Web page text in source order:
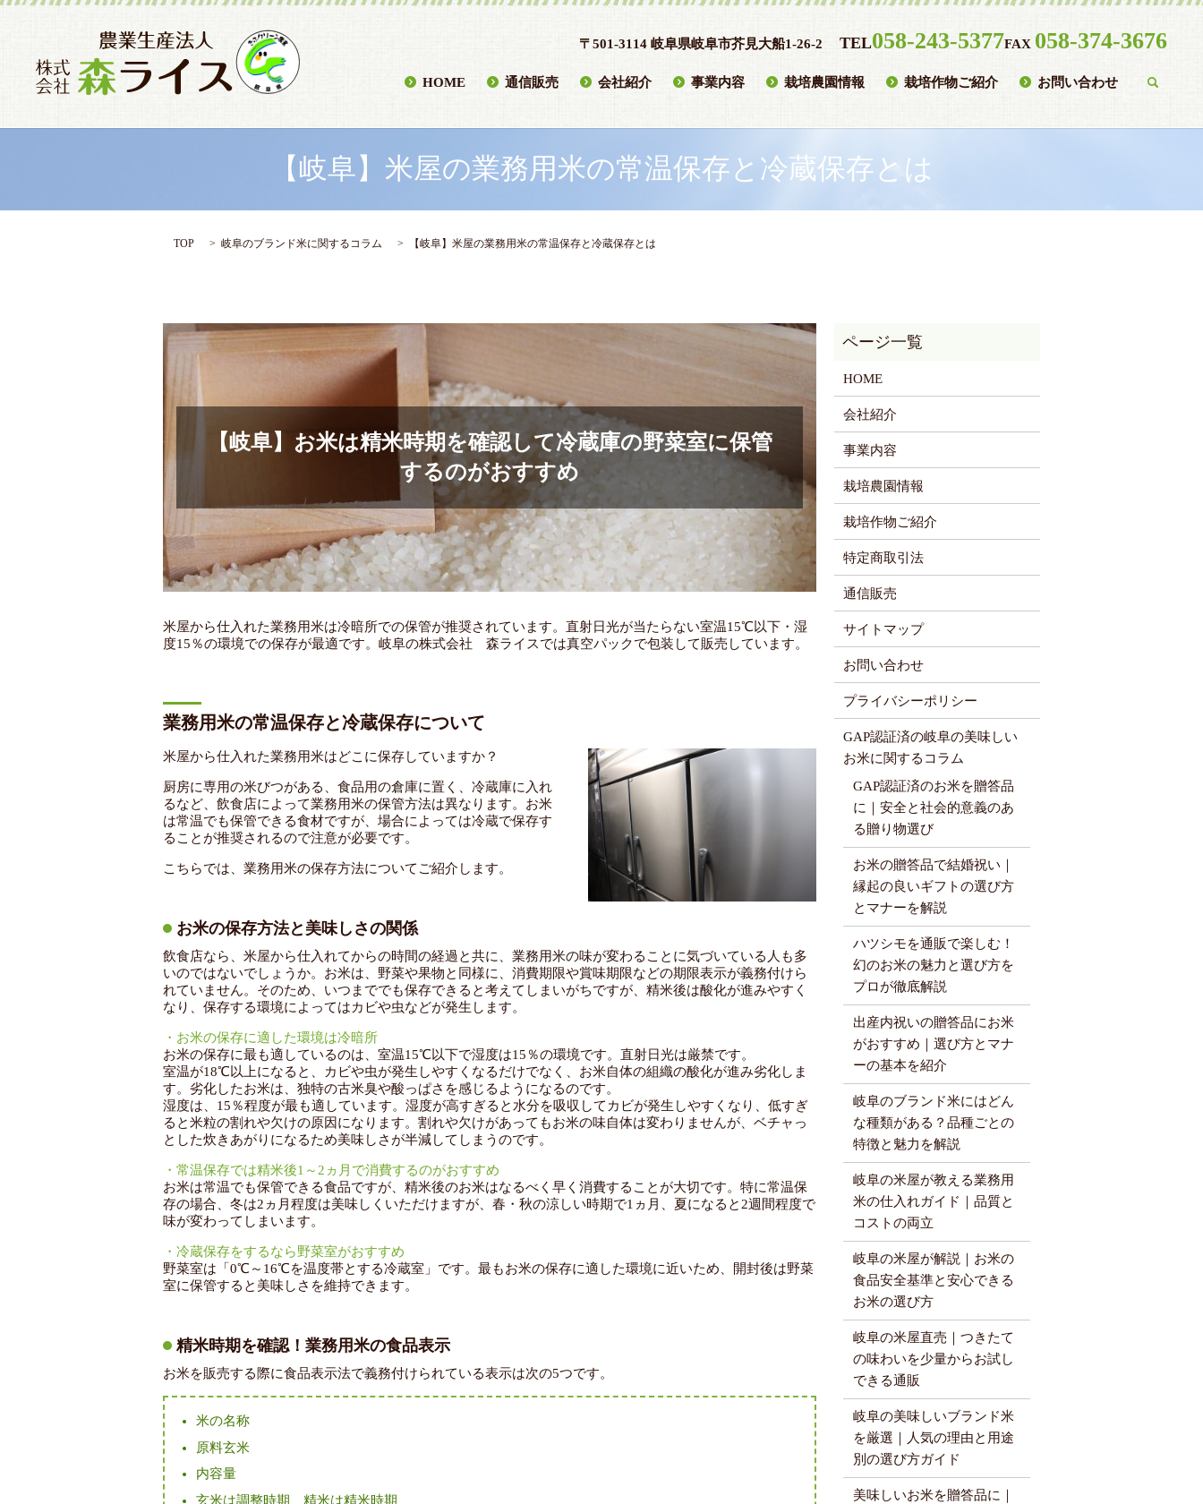
〒501-3114 岐阜県岐阜市芥見大船1-26-2 TEL058-243-5377FAX 058-374-3676
HOME 通信販売 会社紹介 事業内容 栽培農園情報 栽培作物ご紹介 お問い合わせ
【岐阜】米屋の業務用米の常温保存と冷蔵保存とは
TOP 岐阜のブランド米に関するコラム 【岐阜】米屋の業務用米の常温保存と冷蔵保存とは
【岐阜】お米は精米時期を確認して冷蔵庫の野菜室に保管
するのがおすすめ
米屋から仕入れた業務用米は冷暗所での保管が推奨されています。直射日光が当たらない室温15℃以下・湿
度15％の環境での保存が最適です。岐阜の株式会社 森ライスでは真空パックで包装して販売しています。
業務用米の常温保存と冷蔵保存について
米屋から仕入れた業務用米はどこに保存していますか？
厨房に専用の米びつがある、食品用の倉庫に置く、冷蔵庫に入れ
るなど、飲食店によって業務用米の保管方法は異なります。お米
は常温でも保管できる食材ですが、場合によっては冷蔵で保存す
ることが推奨されるので注意が必要です。
こちらでは、業務用米の保存方法についてご紹介します。
お米の保存方法と美味しさの関係
飲食店なら、米屋から仕入れてからの時間の経過と共に、業務用米の味が変わることに気づいている人も多
いのではないでしょうか。お米は、野菜や果物と同様に、消費期限や賞味期限などの期限表示が義務付けら
れていません。そのため、いつまででも保存できると考えてしまいがちですが、精米後は酸化が進みやすく
なり、保存する環境によってはカビや虫などが発生します。
・お米の保存に適した環境は冷暗所
お米の保存に最も適しているのは、室温15℃以下で湿度は15％の環境です。直射日光は厳禁です。
室温が18℃以上になると、カビや虫が発生しやすくなるだけでなく、お米自体の組織の酸化が進み劣化しま
す。劣化したお米は、独特の古米臭や酸っぱさを感じるようになるのです。
湿度は、15％程度が最も適しています。湿度が高すぎると水分を吸収してカビが発生しやすくなり、低すぎ
ると米粒の割れや欠けの原因になります。割れや欠けがあってもお米の味自体は変わりませんが、ベチャっ
とした炊きあがりになるため美味しさが半減してしまうのです。
・常温保存では精米後1～2ヵ月で消費するのがおすすめ
お米は常温でも保管できる食品ですが、精米後のお米はなるべく早く消費することが大切です。特に常温保
存の場合、冬は2ヵ月程度は美味しくいただけますが、春・秋の涼しい時期で1ヵ月、夏になると2週間程度で
味が変わってしまいます。
・冷蔵保存をするなら野菜室がおすすめ
野菜室は「0℃～16℃を温度帯とする冷蔵室」です。最もお米の保存に適した環境に近いため、開封後は野菜
室に保管すると美味しさを維持できます。
精米時期を確認！業務用米の食品表示
お米を販売する際に食品表示法で義務付けられている表示は次の5つです。
米の名称
原料玄米
内容量
玄米は調整時期、精米は精米時期
HOME
会社紹介
事業内容
栽培農園情報
栽培作物ご紹介
特定商取引法
通信販売
サイトマップ
お問い合わせ
プライバシーポリシー
GAP認証済の岐阜の美味しい
お米に関するコラム
GAP認証済のお米を贈答品
に｜安全と社会的意義のあ
る贈り物選び
お米の贈答品で結婚祝い｜
縁起の良いギフトの選び方
とマナーを解説
ハツシモを通販で楽しむ！
幻のお米の魅力と選び方を
プロが徹底解説
出産内祝いの贈答品にお米
がおすすめ｜選び方とマナ
ーの基本を紹介
岐阜のブランド米にはどん
な種類がある？品種ごとの
特徴と魅力を解説
岐阜の米屋が教える業務用
米の仕入れガイド｜品質と
コストの両立
岐阜の米屋が解説｜お米の
食品安全基準と安心できる
お米の選び方
岐阜の米屋直売｜つきたて
の味わいを少量からお試し
できる通販
岐阜の美味しいブランド米
を厳選｜人気の理由と用途
別の選び方ガイド
美味しいお米を贈答品に｜